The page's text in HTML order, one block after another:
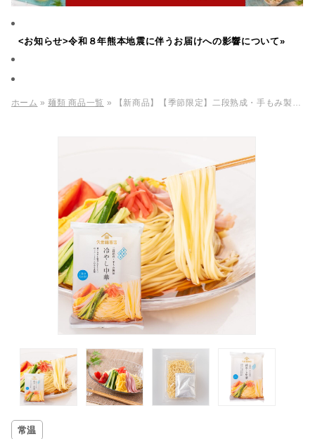
<お知らせ>令和８年熊本地震に伴うお届けへの影響について»
ホーム »麺類 商品一覧 » 【新商品】【季節限定】二段熟成・手もみ製法 冷やし中華 120g 1食分
常温